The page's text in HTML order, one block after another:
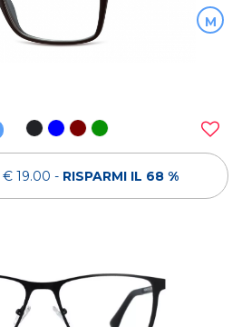
M
€ 19.00 - RISPARMI IL 68 %